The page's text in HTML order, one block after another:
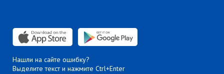
Нашли на сайте ошибку?
Выделите текст и нажмите Ctrl+Enter